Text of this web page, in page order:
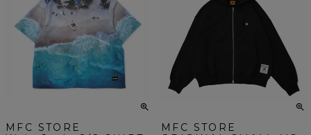
MFC STORE
MFC STORE